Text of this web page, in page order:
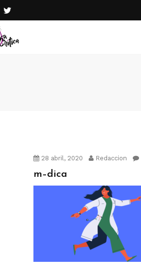
28 abril, 2020 Redaccion
m–dica